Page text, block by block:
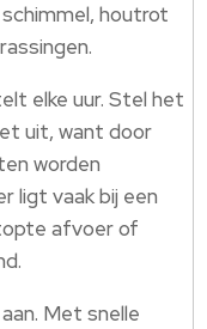
houtrot
elke uur. Stel het
uit, want door
worden
ligt vaak bij een
afvoer of
Met snelle